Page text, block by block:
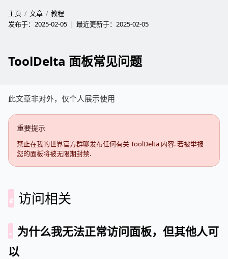
主页 文章
教程
发布于： 2025-02-05 最近更新于： 2025-02-05
ToolDelta 面板常见问题
此文章非对外，仅个人展示使用
重要提示
禁止在我的世界官方群聊发布任何有关 ToolDelta 内容. 若被举报
您的面板将被无限期封禁.
访问相关
为什么我无法正常访问面板，但其他人可
以